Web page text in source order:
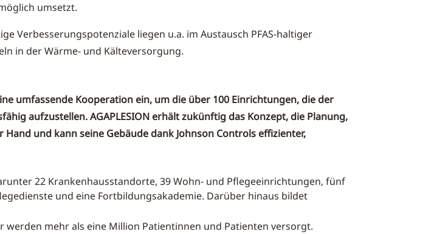
umsetzt.
Verbesserungspotenziale liegen u.a. im Austausch PFAS-haltiger
in der Wärme- und Kälteversorgung.
umfassende Kooperation ein, um die über 100 Einrichtungen, die der
aufzustellen. AGAPLESION erhält zukünftig das Konzept, die Planung,
und kann seine Gebäude dank Johnson Controls effizienter,
22 Krankenhausstandorte, 39 Wohn- und Pflegeeinrichtungen, fünf
und eine Fortbildungsakademie. Darüber hinaus bildet
werden mehr als eine Million Patientinnen und Patienten versorgt.